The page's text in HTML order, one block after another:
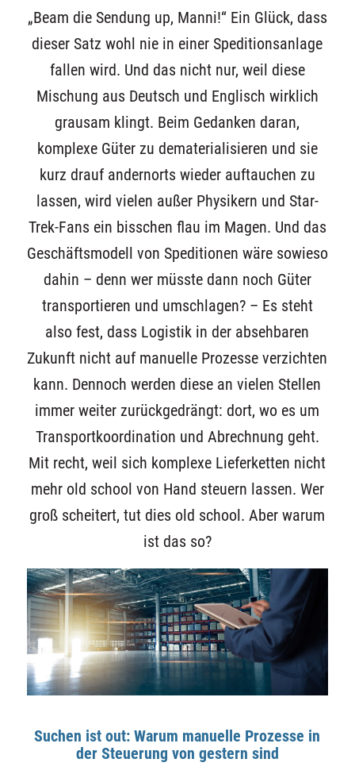
„Beam die Sendung up, Manni!“ Ein Glück, dass
dieser Satz wohl nie in einer Speditionsanlage
fallen wird. Und das nicht nur, weil diese
Mischung aus Deutsch und Englisch wirklich
grausam klingt. Beim Gedanken daran,
komplexe Güter zu dematerialisieren und sie
kurz drauf andernorts wieder auftauchen zu
lassen, wird vielen außer Physikern und Star-
Trek-Fans ein bisschen flau im Magen. Und das
Geschäftsmodell von Speditionen wäre sowieso
dahin – denn wer müsste dann noch Güter
transportieren und umschlagen? – Es steht
also fest, dass Logistik in der absehbaren
Zukunft nicht auf manuelle Prozesse verzichten
kann. Dennoch werden diese an vielen Stellen
immer weiter zurückgedrängt: dort, wo es um
Transportkoordination und Abrechnung geht.
Mit recht, weil sich komplexe Lieferketten nicht
mehr old school von Hand steuern lassen. Wer
groß scheitert, tut dies old school. Aber warum
ist das so?
Suchen ist out: Warum manuelle Prozesse in
der Steuerung von gestern sind